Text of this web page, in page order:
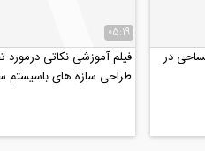
در
05:19
فیلم آموزشی نکاتی درمورد
طراحی سازه های باسیستم